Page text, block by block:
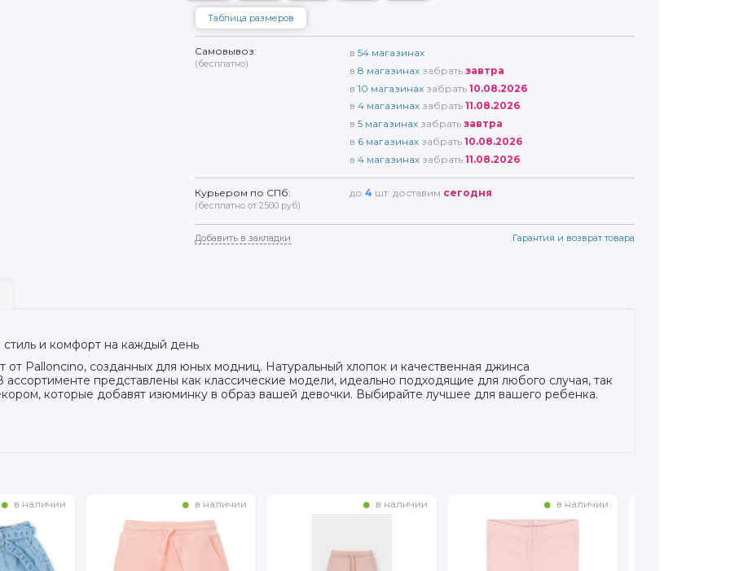
Таблица размеров
Самовывоз:
(бесплатно)
в 54 магазинах
в 8 магазинах забрать завтра
в 10 магазинах забрать 10.08.2026
в 4 магазинах забрать 11.08.2026
в 5 магазинах забрать завтра
в 6 магазинах забрать 10.08.2026
в 4 магазинах забрать 11.08.2026
Курьером по СПб:
(бесплатно от 2500 руб)
до 4 шт. доставим сегодня
Добавить в закладки Гарантия и возврат товара
и комфорт на каждый день
Palloncino, созданных для юных модниц. Натуральный хлопок и качественная джинса
представлены как классические модели, идеально подходящие для любого случая, так
которые добавят изюминку в образ вашей девочки. Выбирайте лучшее для вашего ребенка.
в наличии в наличии в наличии в наличии